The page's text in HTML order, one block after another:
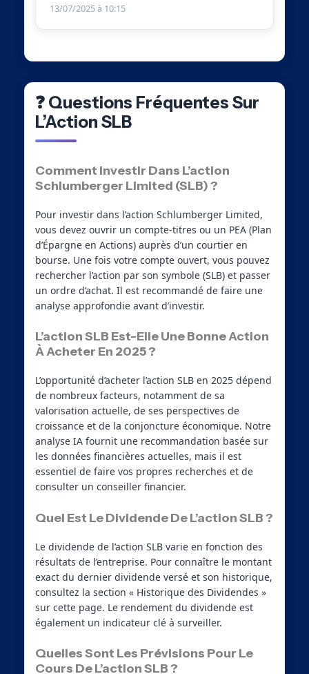
13/07/2025 à 10:15
❓ Questions Fréquentes Sur
L’Action SLB
Comment Investir Dans L’action
Schlumberger Limited (SLB) ?
Pour investir dans l’action Schlumberger Limited,
vous devez ouvrir un compte-titres ou un PEA (Plan
d’Épargne en Actions) auprès d’un courtier en
bourse. Une fois votre compte ouvert, vous pouvez
rechercher l’action par son symbole (SLB) et passer
un ordre d’achat. Il est recommandé de faire une
analyse approfondie avant d’investir.
L’action SLB Est-Elle Une Bonne Action
À Acheter En 2025 ?
L’opportunité d’acheter l’action SLB en 2025 dépend
de nombreux facteurs, notamment de sa
valorisation actuelle, de ses perspectives de
croissance et de la conjoncture économique. Notre
analyse IA fournit une recommandation basée sur
les données financières actuelles, mais il est
essentiel de faire vos propres recherches et de
consulter un conseiller financier.
Quel Est Le Dividende De L’action SLB ?
Le dividende de l’action SLB varie en fonction des
résultats de l’entreprise. Pour connaître le montant
exact du dernier dividende versé et son historique,
consultez la section « Historique des Dividendes »
sur cette page. Le rendement du dividende est
également un indicateur clé à surveiller.
Quelles Sont Les Prévisions Pour Le
Cours De L’action SLB ?